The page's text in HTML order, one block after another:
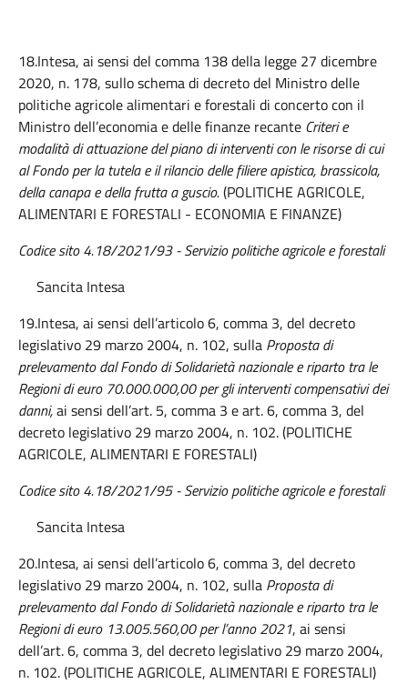
18.Intesa, ai sensi del comma 138 della legge 27 dicembre
2020, n. 178, sullo schema di decreto del Ministro delle
politiche agricole alimentari e forestali di concerto con il
Ministro dell’economia e delle finanze recante Criteri e
modalità di attuazione del piano di interventi con le risorse di cui
al Fondo per la tutela e il rilancio delle filiere apistica, brassicola,
della canapa e della frutta a guscio.(POLITICHE AGRICOLE,
ALIMENTARI E FORESTALI - ECONOMIA E FINANZE)
Codice sito 4.18/2021/93 -Servizio politiche agricole e forestali
Sancita Intesa
19.Intesa, ai sensi dell’articolo 6, comma 3, del decreto
legislativo 29 marzo 2004, n. 102, sulla Proposta di
prelevamento dal Fondo di Solidarietà nazionale e riparto tra le
Regioni di euro 70.000.000,00 per gli interventi compensativi dei
danni,ai sensi dell’art. 5, comma 3 e art. 6, comma 3, del
decreto legislativo 29 marzo 2004, n. 102. (POLITICHE
AGRICOLE, ALIMENTARI E FORESTALI)
Codice sito 4.18/2021/95 -Servizio politiche agricole e forestali
Sancita Intesa
20.Intesa, ai sensi dell’articolo 6, comma 3, del decreto
legislativo 29 marzo 2004, n. 102, sulla Proposta di
prelevamento dal Fondo di Solidarietà nazionale e riparto tra le
Regioni di euro 13.005.560,00 per l’anno 2021, ai sensi
dell’art. 6, comma 3, del decreto legislativo 29 marzo 2004,
n. 102. (POLITICHE AGRICOLE, ALIMENTARI E FORESTALI)